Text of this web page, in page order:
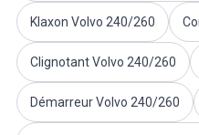
Volvo 1800 Système de
Liaison de l'accélérateur du
Pièces du moteur Volvo 1800
Volvo 1800 Équipement
Volvo 1800 Suspension avant
Volvo 1800 Transmission/
Klaxon Volvo 240/260
Clignotant Volvo 240/260
Démarreur Volvo 240/260